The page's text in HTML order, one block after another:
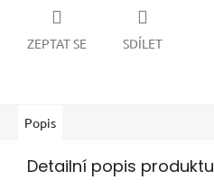
ZEPTAT SE SDÍLET
Popis
Detailní popis produktu